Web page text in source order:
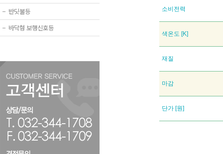
− 반딧불등
− 바닥형 보행신호등
소비전력
색온도 [K]
재질
마감
단가 [원]